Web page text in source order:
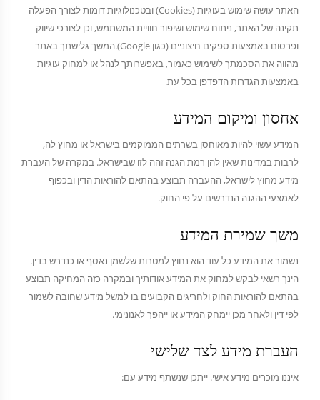
האתר עושה שימוש בעוגיות (Cookies) ובטכנולוגיות דומות לצורך הפעלה
תקינה של האתר, ניתוח שימוש ושיפור חוויית המשתמש, וכן לצורכי שיווק
ופרסום באמצעות ספקים חיצוניים (כגון Google).המשך גלישתך באתר
מהווה את הסכמתך לשימוש כאמור, באפשרותך לנהל או למחוק עוגיות
באמצעות הגדרות הדפדפן בכל עת.
אחסון ומיקום המידע
המידע עשוי להיות מאוחסן בשרתים הממוקמים בישראל או מחוץ לה,
לרבות במדינות שאין להן רמת הגנה זהה לזו שבישראל. במקרה של העברת
מידע מחוץ לישראל, ההעברה תבוצע בהתאם להוראות הדין ובכפוף
לאמצעי ההגנה הנדרשים על פי החוק.
משך שמירת המידע
נשמור את המידע כל עוד הוא נחוץ למטרות שלשמן נאסף או כנדרש בדין.
הינך רשאי לבקש למחוק את המידע אודותיך ובמקרה כזה המחיקה תבוצע
בהתאם להוראות החוק ולחריגים הקבועים בו למשל מידע שחובה לשמור
לפי דין ולאחר מכן יימחק המידע או ייהפך לאנונימי.
העברת מידע לצד שלישי
איננו מוכרים מידע אישי. ייתכן שנשתף מידע עם: